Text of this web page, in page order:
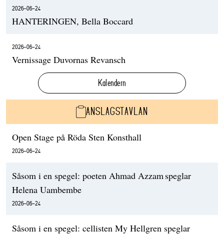
2026-06-24
HANTERINGEN, Bella Boccard
2026-06-24
Vernissage Duvornas Revansch
Kalendern
ANSLAGSTAVLAN
Open Stage på Röda Sten Konsthall
2026-06-24
Såsom i en spegel: poeten Ahmad Azzam speglar
Helena Uambembe
2026-06-24
Såsom i en spegel: cellisten My Hellgren speglar